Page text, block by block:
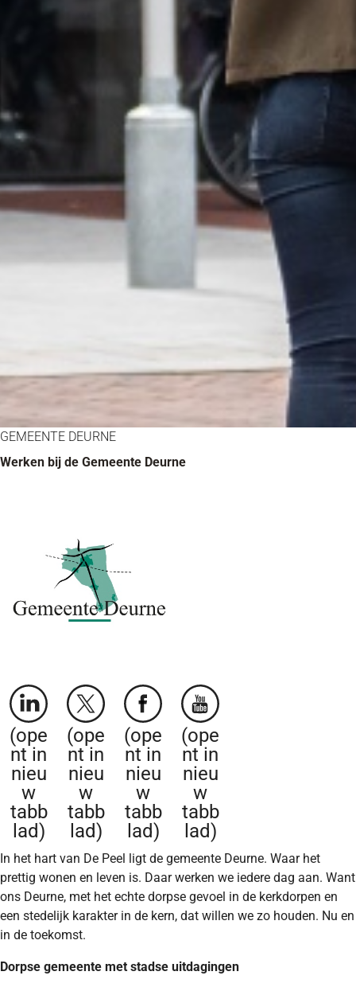
GEMEENTE DEURNE
Werken bij de Gemeente Deurne
(ope
nt in
nieu
w
tabb
lad)
(ope
nt in
nieu
w
tabb
lad)
(ope
nt in
nieu
w
tabb
lad)
(ope
nt in
nieu
w
tabb
lad)
In het hart van De Peel ligt de gemeente Deurne. Waar het
prettig wonen en leven is. Daar werken we iedere dag aan. Want
ons Deurne, met het echte dorpse gevoel in de kerkdorpen en
een stedelijk karakter in de kern, dat willen we zo houden. Nu en
in de toekomst.
Dorpse gemeente met stadse uitdagingen